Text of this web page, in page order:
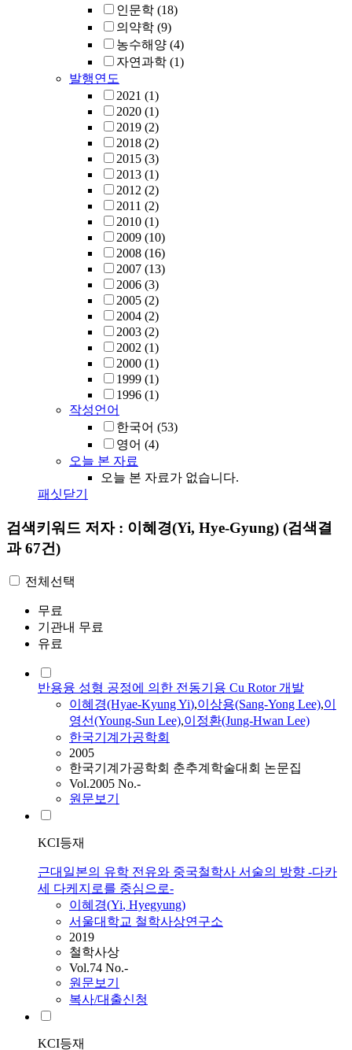
인문학 (18)
의약학 (9)
농수해양 (4)
자연과학 (1)
발행연도
2021 (1)
2020 (1)
2019 (2)
2018 (2)
2015 (3)
2013 (1)
2012 (2)
2011 (2)
2010 (1)
2009 (10)
2008 (16)
2007 (13)
2006 (3)
2005 (2)
2004 (2)
2003 (2)
2002 (1)
2000 (1)
1999 (1)
1996 (1)
작성언어
한국어 (53)
영어 (4)
오늘 본 자료
오늘 본 자료가 없습니다.
패싯닫기
검색키워드 저자 : 이혜경(Yi, Hye-Gyung) (검색결
과 67건)
전체선택
무료
기관내 무료
유료
반용융 성형 공정에 의한 전동기용 Cu Rotor 개발
이혜경(Hyae-KyungYi),이상용(Sang-Yong Lee),이
영선(Young-Sun Lee),이정환(Jung-Hwan Lee)
한국기계가공학회
2005
한국기계가공학회 춘추계학술대회 논문집
Vol.2005 No.-
원문보기
KCI등재
근대일본의 유학 전유와 중국철학사 서술의 방향 -다카
세 다케지로를 중심으로-
이혜경(Yi, Hyegyung)
서울대학교 철학사상연구소
2019
철학사상
Vol.74 No.-
원문보기
복사/대출신청
KCI등재